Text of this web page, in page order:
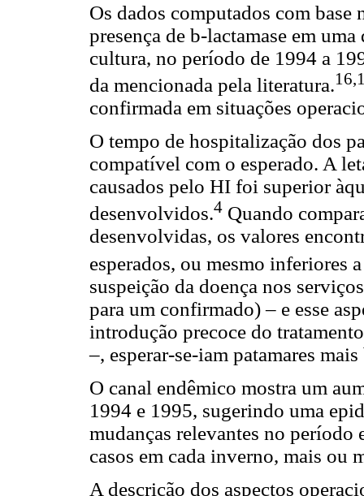
Os dados computados com
presença de b-lactamase em
cultura, no período de 1994 a
da mencionada pela literatura.
confirmada em situações
O tempo de hospitalização dos
compatível com o esperado. A
causados pelo HI foi superior
desenvolvidos.4 Quando
desenvolvidas, os valores
esperados, ou mesmo inferiores
suspeição da doença nos
para um confirmado) – e esse
introdução precoce do
–, esperar-se-iam patamares
O canal endêmico mostra um
1994 e 1995, sugerindo uma
mudanças relevantes no período
casos em cada inverno, mais ou
A descrição dos aspectos